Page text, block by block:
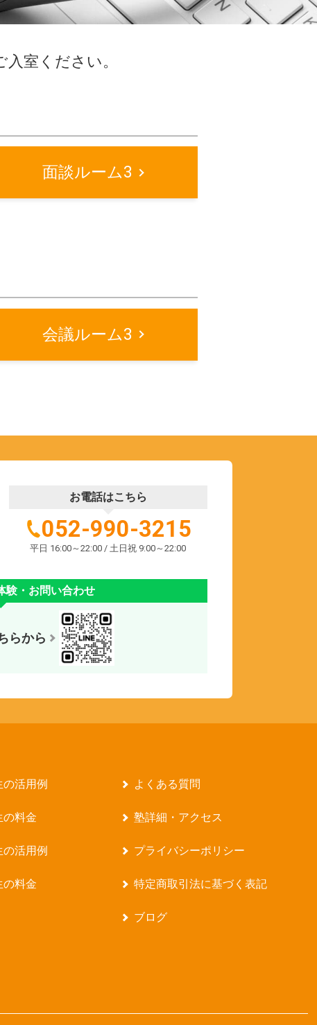
室ください。
面談ルーム3
会議ルーム3
お電話はこちら
052-990-3215
平日 16:00～22:00 / 土日祝 9:00～22:00
験・お問い合わせ
らから
の活用例
の料金
の活用例
の料金
よくある質問
塾詳細・アクセス
プライバシーポリシー
特定商取引法に基づく表記
ブログ